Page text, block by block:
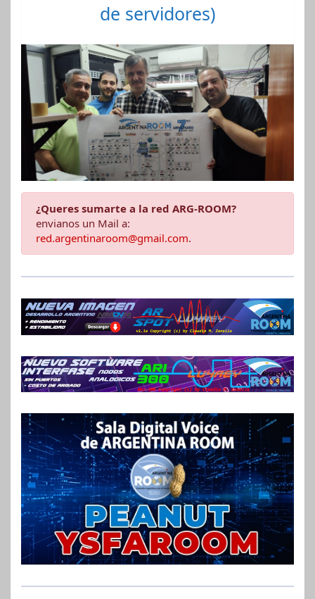
de servidores)
¿Queres sumarte a la red ARG-ROOM?
envianos un Mail a:
red.argentinaroom@gmail.com.